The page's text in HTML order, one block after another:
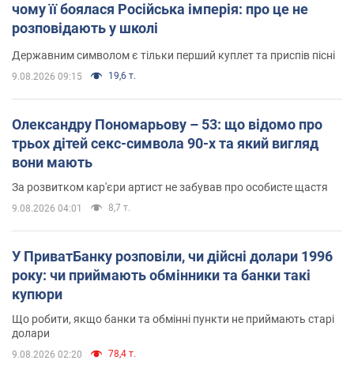
чому її боялася Російська імперія: про це не
розповідають у школі
Державним символом є тільки перший куплет та приспів пісні
9.08.2026 09:15 19,6 т.
Олександру Пономарьову – 53: що відомо про
трьох дітей секс-символа 90-х та який вигляд
вони мають
За розвитком кар'єри артист не забував про особисте щастя
9.08.2026 04:01 8,7 т.
У ПриватБанку розповіли, чи дійсні долари 1996
року: чи приймають обмінники та банки такі
купюри
Що робити, якщо банки та обмінні пункти не приймають старі
долари
9.08.2026 02:20 78,4 т.